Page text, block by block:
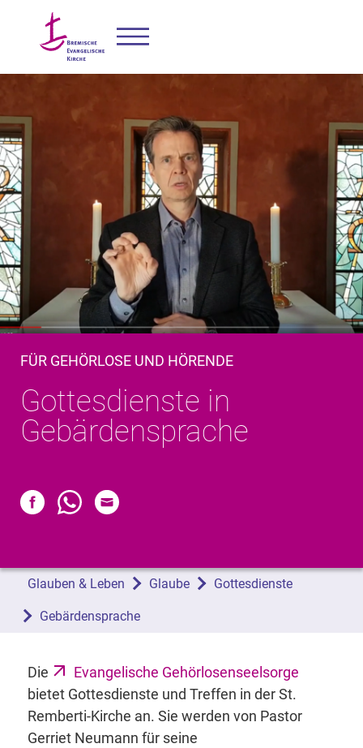
FÜR GEHÖRLOSE UND HÖRENDE
Gottesdienste in
Gebärdensprache
Glauben & Leben Glaube Gottesdienste
Gebärdensprache
Die
Evangelische Gehörlosenseelsorge
bietet Gottesdienste und Treffen in der St.
Remberti-Kirche an. Sie werden von Pastor
Gerriet Neumann für seine